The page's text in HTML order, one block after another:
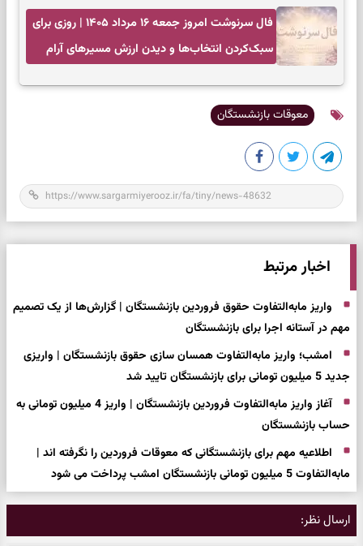
فال سرنوشت امروز جمعه ۱۶ مرداد ۱۴۰۵ | روزی برای
سبک‌کردن انتخاب‌ها و دیدن ارزش مسیرهای آرام
معوقات بازنشستگان
اخبار مرتبط
واریز مابه‌التفاوت حقوق فروردین بازنشستگان | گزارش‌ها از یک تصمیم
مهم در آستانه اجرا برای بازنشستگان
امشب؛ واریز مابه‌التفاوت همسان سازی حقوق بازنشستگان | واریزی
جدید 5 میلیون تومانی برای بازنشستگان تایید شد
آغاز واریز مابه‌التفاوت فروردین بازنشستگان | واریز 4 میلیون تومانی به
حساب بازنشستگان
اطلاعیه مهم برای بازنشستگانی که معوقات فروردین را نگرفته اند |
مابه‌التفاوت 5 میلیون تومانی بازنشستگان امشب پرداخت می شود
ارسال نظر: